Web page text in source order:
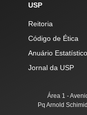
USP
Reitoria
Código de Ética
Anuário Estatístico
Jornal da USP
Área 1 -
Pq Arnold